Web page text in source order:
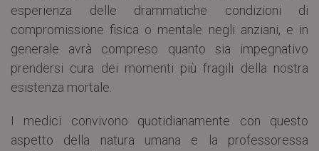
esperienza delle drammatiche condizioni di
compromissione fisica o mentale negli anziani, e in
generale avrà compreso quanto sia impegnativo
prendersi cura dei momenti più fragili della nostra
esistenza mortale.
I medici convivono quotidianamente con questo
aspetto della natura umana e la professoressa